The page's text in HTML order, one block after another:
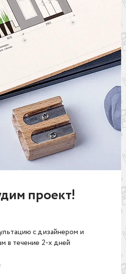
проект!
с дизайнером и
в течение 2-х дней